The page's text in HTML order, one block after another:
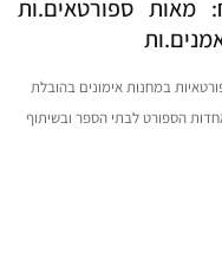
מאות ספורטאים.ות
כ-300 ספורטאים וספורטאיות במחנות אימונים בהובלת
הספורט לבתי הספר ובשיתוף